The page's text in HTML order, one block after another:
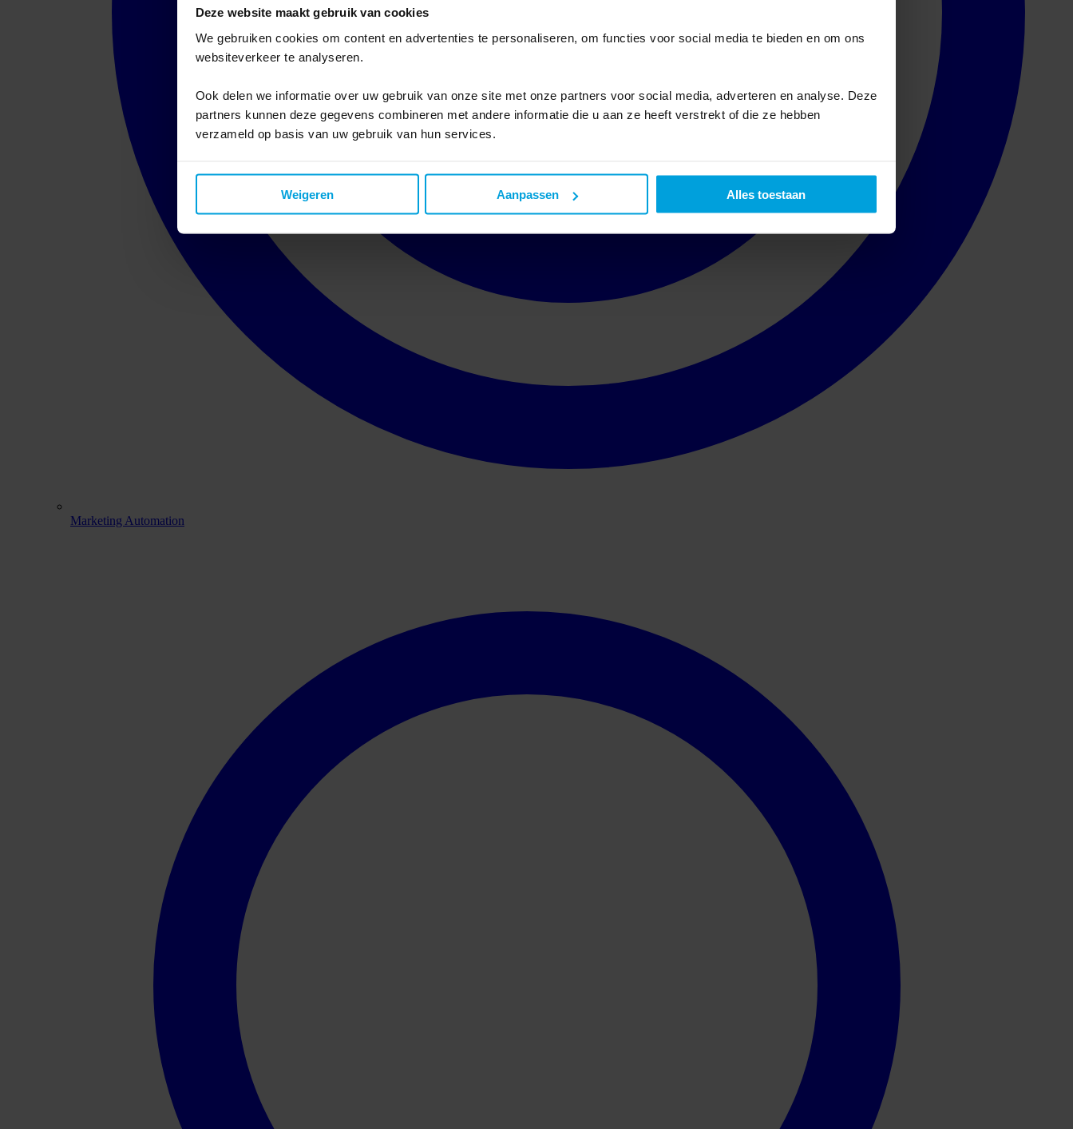
Deze website maakt gebruik van cookies
We gebruiken cookies om content en advertenties te personaliseren, om functies voor social media te bieden en om ons
websiteverkeer te analyseren.
Ook delen we informatie over uw gebruik van onze site met onze partners voor social media, adverteren en analyse. Deze
partners kunnen deze gegevens combineren met andere informatie die u aan ze heeft verstrekt of die ze hebben
verzameld op basis van uw gebruik van hun services.
Weigeren Aanpassen Alles toestaan
Marketing Automation